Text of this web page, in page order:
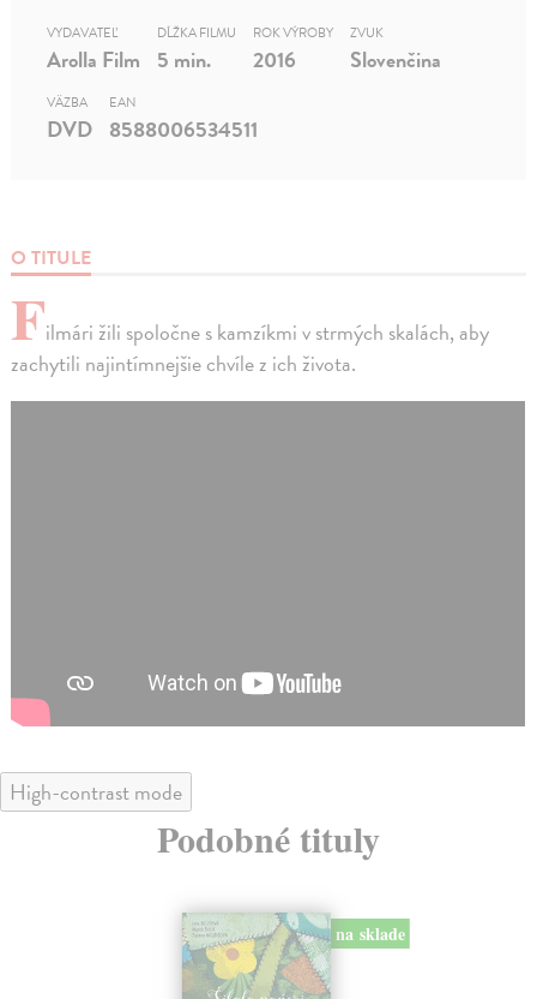
O TITULE
Filmári žili spoločne s kamzíkmi v strmých skalách, aby
zachytili najintímnejšie chvíle z ich života.
VYDAVATEĽ
Arolla Film
DĹŽKA FILMU
5 min.
ROK VÝROBY
2016
ZVUK
Slovenčina
VÄZBA
DVD
EAN
8588006534511
High-contrast mode
Podobné tituly
na sklade